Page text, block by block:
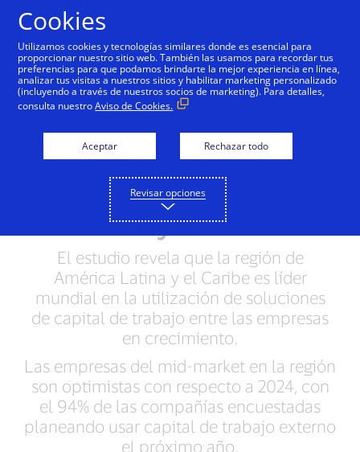
Visa publica el primer
Índice de Capital de
Trabajo de empresas en
crecimiento para el mid-
market en América
Latina y el Caribe
El estudio revela que la región de
América Latina y el Caribe es líder
mundial en la utilización de soluciones
de capital de trabajo entre las empresas
en crecimiento.
Las empresas del mid-market en la región
son optimistas con respecto a 2024, con
el 94% de las compañías encuestadas
planeando usar capital de trabajo externo
el próximo año.
Cookies
Utilizamos cookies y tecnologías similares donde es esencial para
proporcionar nuestro sitio web. También las usamos para recordar tus
preferencias para que podamos brindarte la mejor experiencia en línea,
analizar tus visitas a nuestros sitios y habilitar marketing personalizado
(incluyendo a través de nuestros socios de marketing). Para detalles,
consulta nuestroAviso de Cookies.
Aceptar Rechazar todo
Revisar opciones